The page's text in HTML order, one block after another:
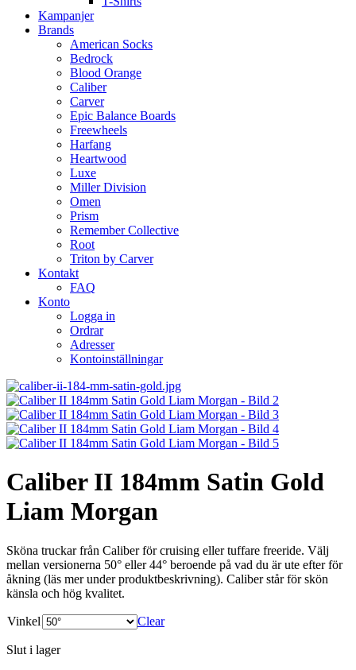
Kampanjer
Brands
American Socks
Bedrock
Blood Orange
Caliber
Carver
Epic Balance Boards
Freewheels
Harfang
Heartwood
Luxe
Miller Division
Omen
Prism
Remember Collective
Root
Triton by Carver
Kontakt
FAQ
Konto
Logga in
Ordrar
Adresser
Kontoinställningar
Caliber II 184mm Satin Gold
Liam Morgan
Sköna truckar från Caliber för cruising eller tuffare freeride. Välj
mellan versionerna 50° eller 44° beroende på vad du är ute efter för
åkning (läs mer under produktbeskrivning). Caliber står för skön
känsla och hög kvalitet.
Vinkel Clear
Slut i lager